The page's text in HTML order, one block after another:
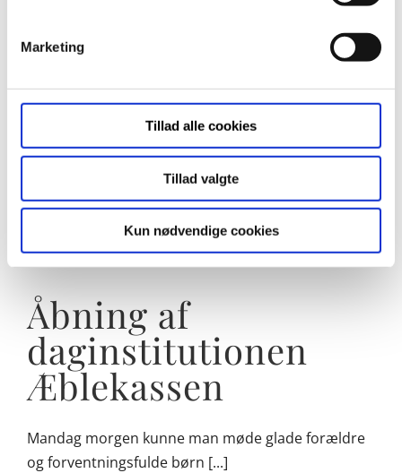
Marketing
Tillad alle cookies
Tillad valgte
Kun nødvendige cookies
Rejsegilde i
børnehøjde
Fascinationen var malet i ansigterne, da 12 børn fra
den [...]
19/09/2019 | Rejsegilde
Åbning af
daginstitutionen
Æblekassen
Mandag morgen kunne man møde glade forældre
og forventningsfulde børn [...]